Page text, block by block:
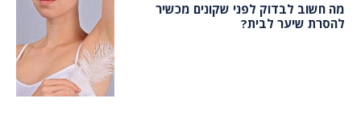
מה חשוב לבדוק לפני שקונים מכשיר
להסרת שיער לבית?